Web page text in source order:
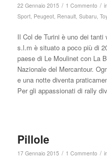
22 Gennaio 2015 / 1 Commento / in
Sport, Peugeot, Renault, Subaru,
Il Col de Turini è uno dei
s.l.m è situato a poco più di
paese di Le Moulinet con La
Nazionale del Mercantour.
e una notte diventa
Per gli appassionati di rally
Pillole
17 Gennaio 2015 / 1 Commento / in